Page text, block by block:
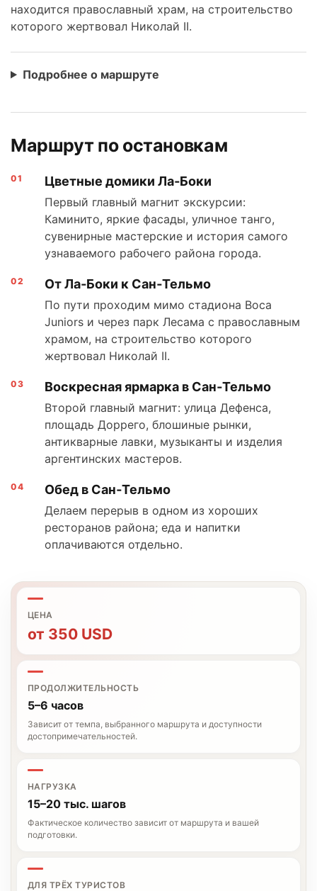
находится православный храм, на строительство
которого жертвовал Николай II.
Подробнее о маршруте
Маршрут по остановкам
Цветные домики Ла‑Боки
Первый главный магнит экскурсии:
Каминито, яркие фасады, уличное танго,
сувенирные мастерские и история самого
узнаваемого рабочего района города.
От Ла‑Боки к Сан‑Тельмо
По пути проходим мимо стадиона Boca
Juniors и через парк Лесама с православным
храмом, на строительство которого
жертвовал Николай II.
Воскресная ярмарка в Сан‑Тельмо
Второй главный магнит: улица Дефенса,
площадь Доррего, блошиные рынки,
антикварные лавки, музыканты и изделия
аргентинских мастеров.
Обед в Сан‑Тельмо
Делаем перерыв в одном из хороших
ресторанов района; еда и напитки
оплачиваются отдельно.
ЦЕНА
от 350 USD
ПРОДОЛЖИТЕЛЬНОСТЬ
5–6 часов
Зависит от темпа, выбранного маршрута и доступности
достопримечательностей.
НАГРУЗКА
15–20 тыс. шагов
Фактическое количество зависит от маршрута и вашей
подготовки.
ДЛЯ ТРЁХ ТУРИСТОВ